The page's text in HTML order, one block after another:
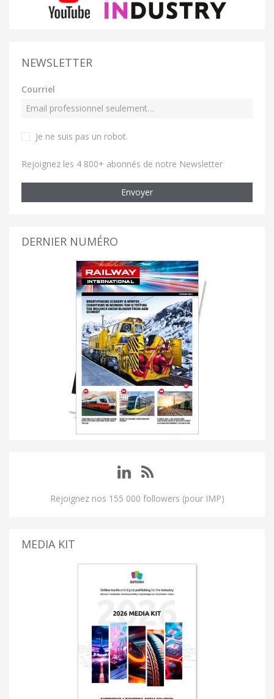
NEWSLETTER
Courriel
Je ne suis pas un robot.
Rejoignez les 4 800+ abonnés de notre Newsletter
Envoyer
DERNIER NUMÉRO
Rejoignez nos 155 000 followers (pour IMP)
MEDIA KIT